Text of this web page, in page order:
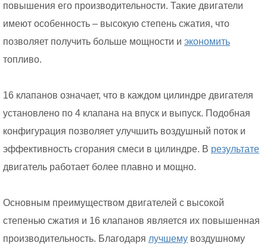
повышения его производительности. Такие двигатели
имеют особенность – высокую степень сжатия, что
позволяет получить больше мощности и экономить
топливо.
16 клапанов означает, что в каждом цилиндре двигателя
установлено по 4 клапана на впуск и выпуск. Подобная
конфигурация позволяет улучшить воздушный поток и
эффективность сгорания смеси в цилиндре. В результате
двигатель работает более плавно и мощно.
Основным преимуществом двигателей с высокой
степенью сжатия и 16 клапанов является их повышенная
производительность. Благодаря лучшему воздушному